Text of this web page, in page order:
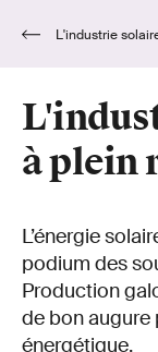
L'industrie
à plein
L’énergie
podium des
Production
de bon augure
énergétique.